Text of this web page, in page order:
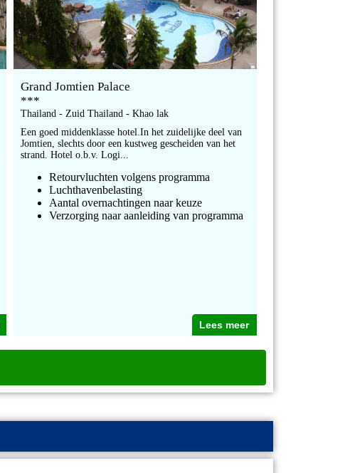
Grand Jomtien Palace
***
Thailand - Zuid Thailand - Khao lak
Een goed middenklasse hotel.In het zuidelijke deel van
Jomtien, slechts door een kustweg gescheiden van het
strand. Hotel o.b.v. Logi...
Retourvluchten volgens programma
Luchthavenbelasting
Aantal overnachtingen naar keuze
Verzorging naar aanleiding van programma
Lees meer